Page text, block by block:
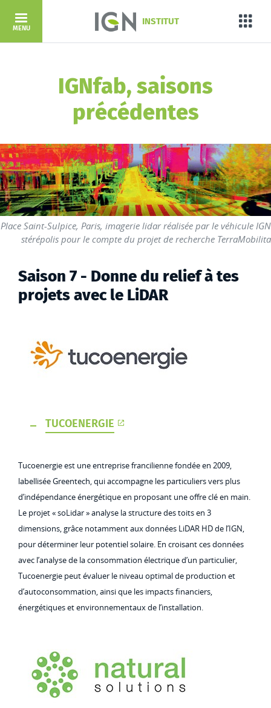
Aller au contenu principal
INSTITUT
MENU
IGNfab, saisons
précédentes
Place Saint-Sulpice, Paris, imagerie lidar réalisée par le véhicule IGN
stérépolis pour le compte du projet de recherche TerraMobilita
Saison 7 - Donne du relief à tes
projets avec le LiDAR
TUCOENERGIE
Tucoenergie est une entreprise francilienne fondée en 2009,
labellisée Greentech, qui accompagne les particuliers vers plus
d’indépendance énergétique en proposant une offre clé en main.
Le projet « soLidar » analyse la structure des toits en 3
dimensions, grâce notamment aux données LiDAR HD de l’IGN,
pour déterminer leur potentiel solaire. En croisant ces données
avec l’analyse de la consommation électrique d’un particulier,
Tucoenergie peut évaluer le niveau optimal de production et
d’autoconsommation, ainsi que les impacts financiers,
énergétiques et environnementaux de l’installation.